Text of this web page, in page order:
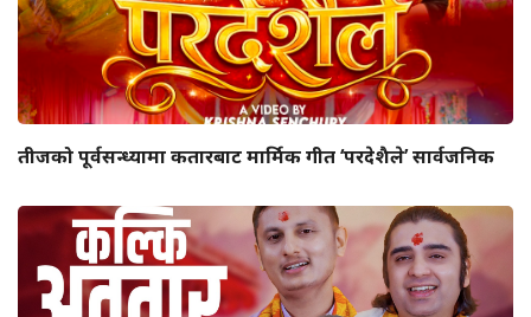
तीजको पूर्वसन्ध्यामा कतारबाट मार्मिक गीत ‘परदेशैले’ सार्वजनिक